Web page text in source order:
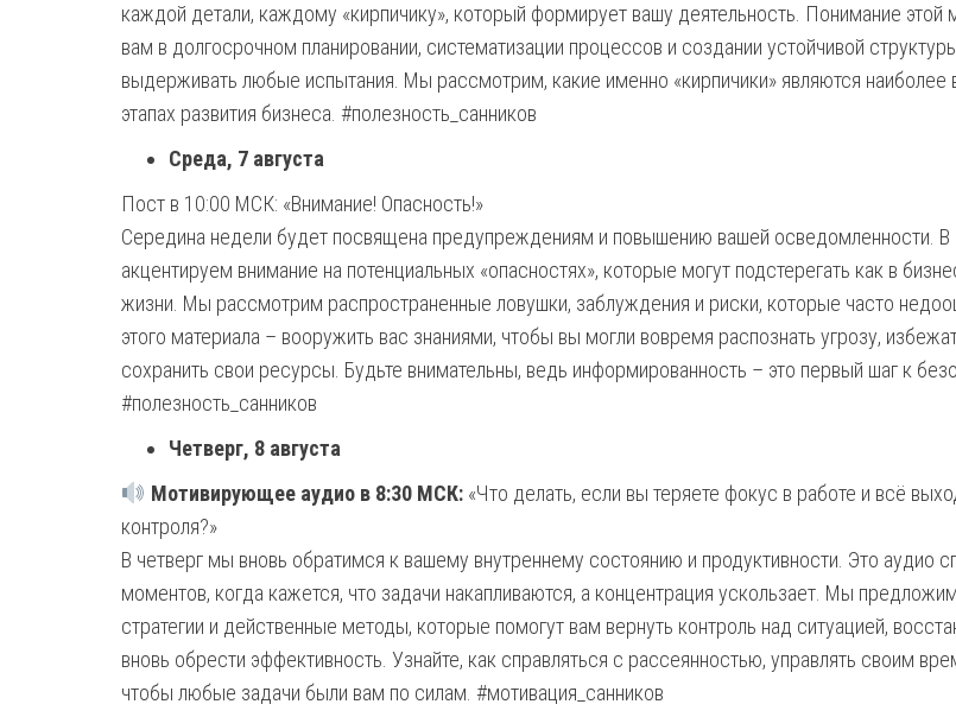
каждой детали, каждому «кирпичику», который формирует вашу деятельность. Понимание
вам в долгосрочном планировании, систематизации процессов и создании устойчивой
выдерживать любые испытания. Мы рассмотрим, какие именно «кирпичики» являются
этапах развития бизнеса. #полезность_санников
Среда, 7 августа
Пост в 10:00 МСК: «Внимание! Опасность!»
Середина недели будет посвящена предупреждениям и повышению вашей осведомленности. В
акцентируем внимание на потенциальных «опасностях», которые могут подстерегать как в
жизни. Мы рассмотрим распространенные ловушки, заблуждения и риски, которые часто
этого материала – вооружить вас знаниями, чтобы вы могли вовремя распознать угрозу,
сохранить свои ресурсы. Будьте внимательны, ведь информированность – это первый шаг к
#полезность_санников
Четверг, 8 августа
Мотивирующее аудио в 8:30 МСК:«Что делать, если вы теряете фокус в работе и всё
контроля?»
В четверг мы вновь обратимся к вашему внутреннему состоянию и продуктивности. Это аудио
моментов, когда кажется, что задачи накапливаются, а концентрация ускользает. Мы
стратегии и действенные методы, которые помогут вам вернуть контроль над ситуацией,
вновь обрести эффективность. Узнайте, как справляться с рассеянностью, управлять своим
чтобы любые задачи были вам по силам. #мотивация_санников